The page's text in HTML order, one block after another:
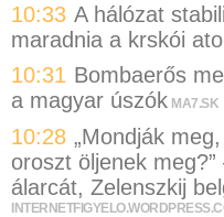
10:33 A hálózat
maradnia a krskói
10:31 Bombaerős
a magyar úszók MA7.SK
10:28 „Mondják
oroszt öljenek
álarcát, Zelenszkij